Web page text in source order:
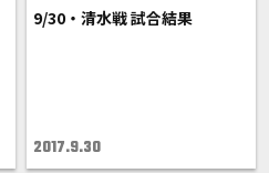
9/30・清水戦 試合結果
2017.9.30